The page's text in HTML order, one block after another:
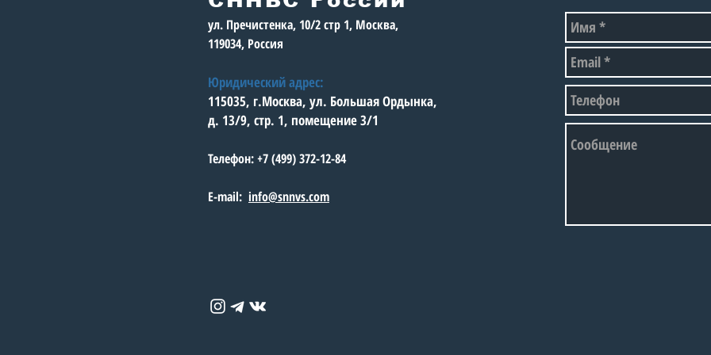
ул. Пречистенка, 10/2 стр 1, Москва,
119034, Россия
Юридический адрес:
115035, г.Москва, ул. Большая Ордынка,
д. 13/9, стр. 1, помещение 3/1
Телефон: +7 (499) 372-12-84
E-mail: info@snnvs.com